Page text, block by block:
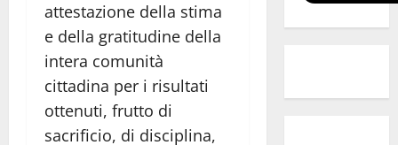
attestazione della stima
e della gratitudine della
intera comunità
cittadina per i risultati
ottenuti, frutto di
sacrificio, di disciplina,